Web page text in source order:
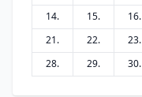
14.
15. 16.
21.
22. 23.
28.
29. 30.